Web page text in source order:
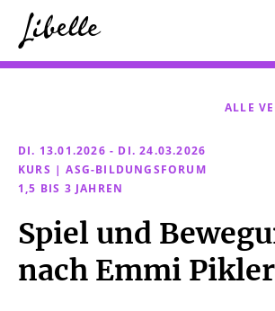

DI. 13.01.2026 - DI. 24.03.2026
KURS | ASG-BILDUNGSFORUM
1,5 BIS 3 JAHREN
ALLE
Spiel und
nach Emmi Pikler